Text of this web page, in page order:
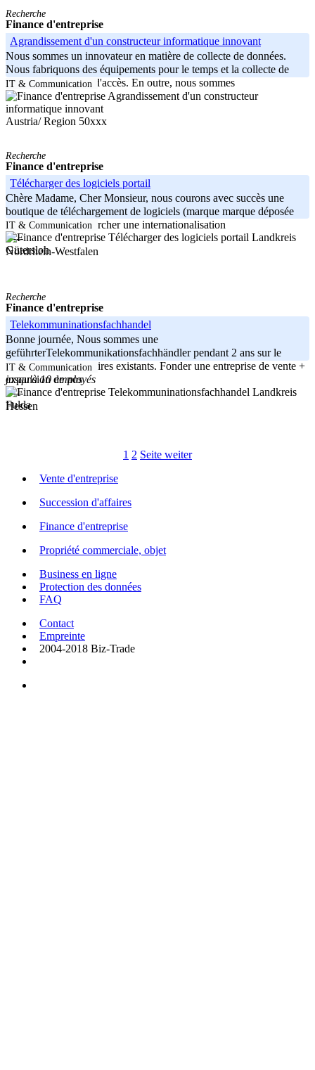
Recherche
Finance d'entreprise
Agrandissement d'un constructeur informatique innovant
Nous sommes un innovateur en matière de collecte de données.
Nous fabriquons des équipements pour le temps et la collecte de
données et contrôle d'accès. En outre, nous sommes
IT & Communication
Austria/ Region 50xxx
Recherche
Finance d'entreprise
Télécharger des logiciels portail
Chère Madame, Cher Monsieur, nous courons avec succès une
boutique de téléchargement de logiciels (marque marque déposée
depuis 2000) à rechercher une internationalisation
-----
Nordrhein-Westfalen
IT & Communication
Landkreis
Gütersloh
Recherche
Finance d'entreprise
Telekommuninationsfachhandel
Bonne journée, Nous sommes une
geführterTelekommunikationsfachhändler pendant 2 ans sur le
marché des propriétaires existants. Fonder une entreprise de vente +
expansion de nos
-----
Hessen
IT & Communication
jusqu'à 10 employés
Landkreis
Fulda
1 2 Seite weiter
Vente d'entreprise
Succession d'affaires
Finance d'entreprise
Propriété commerciale, objet
Business en ligne
Protection des données
FAQ
Contact
Empreinte
2004-2018 Biz-Trade